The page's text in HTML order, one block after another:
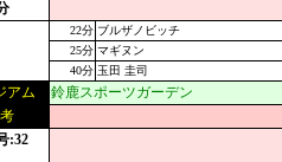
22分 ブルザノビッチ
25分 マギヌン
40分 玉田 圭司
アム
鈴鹿スポーツガーデン
:32